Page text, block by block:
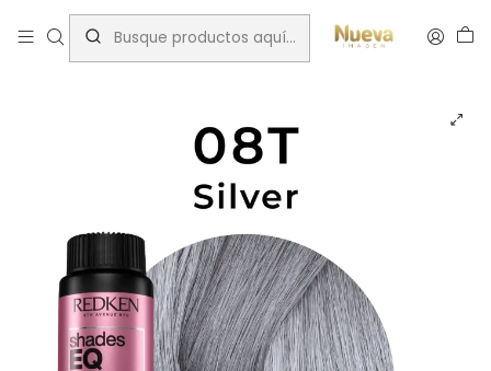
Inicio Tintes por Marca ShadesEQ Titanium (T)
RK SHADES EQ 08T SILVER 60ML